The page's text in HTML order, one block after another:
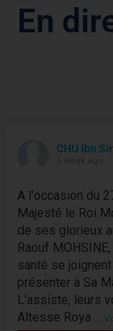
CHU Ibn
A l'occasion du
Majesté le Roi
de ses glorieux
Raouf
santé se
présenter à Sa
L'assiste, leurs
Altesse Roya ...
En d ir